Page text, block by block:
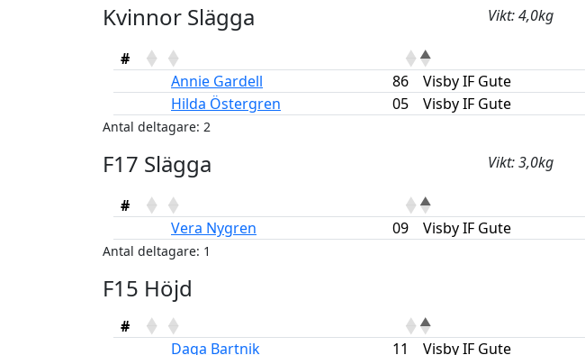
Kvinnor Slägga Vikt: 4,0kg
#
Annie Gardell 86 Visby IF Gute
Hilda Östergren 05 Visby IF Gute
Antal deltagare: 2
F17 Slägga Vikt: 3,0kg
#
Vera Nygren 09 Visby IF Gute
Antal deltagare: 1
F15 Höjd
#
Daga Bartnik 11 Visby IF Gute